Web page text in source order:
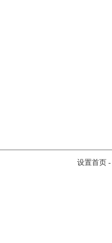
设置首页-